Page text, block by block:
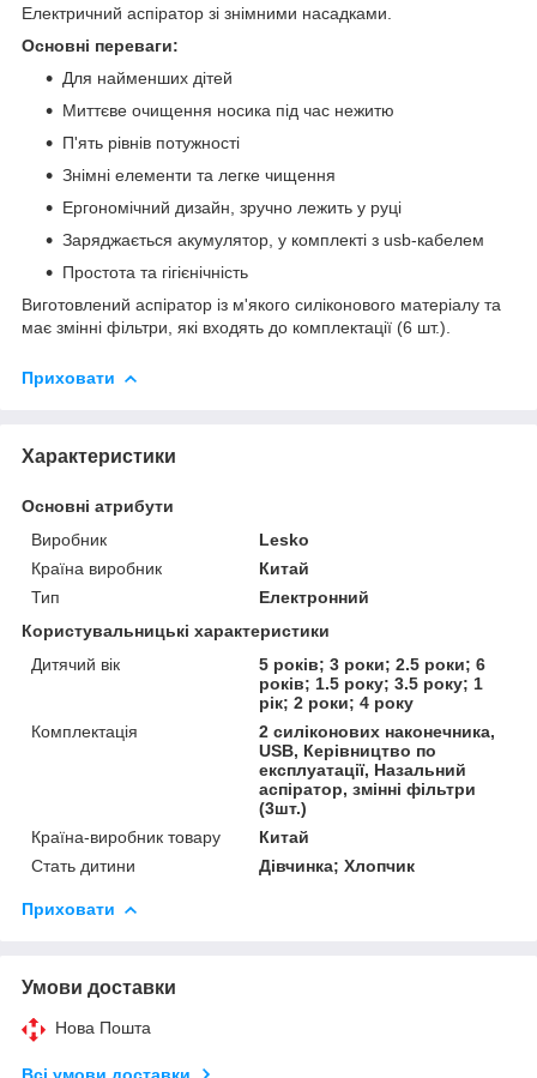
Електричний аспіратор зі знімними насадками.
Основні переваги:
Для найменших дітей
Миттєве очищення носика під час нежитю
П'ять рівнів потужності
Знімні елементи та легке чищення
Ергономічний дизайн, зручно лежить у руці
Заряджається акумулятор, у комплекті з usb-кабелем
Простота та гігієнічність
Виготовлений аспіратор із м'якого силіконового матеріалу та
має змінні фільтри, які входять до комплектації (6 шт.).
Приховати
Характеристики
Основні атрибути
Виробник
Lesko
Країна виробник
Китай
Тип
Електронний
Користувальницькі характеристики
Дитячий вік
5 років; 3 роки; 2.5 роки; 6
років; 1.5 року; 3.5 року; 1
рік; 2 роки; 4 року
Комплектація
2 силіконових наконечника,
USB, Керівництво по
експлуатації, Назальний
аспіратор, змінні фільтри
(3шт.)
Країна-виробник товару
Китай
Стать дитини
Дівчинка; Хлопчик
Приховати
Умови доставки
Нова Пошта
Всі умови доставки